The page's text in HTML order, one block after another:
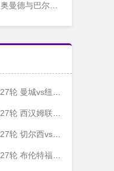
与巴尔科拉？
纽卡斯尔联 全场录像
vs伯恩茅斯 全场录像
vs伯恩利 全场录像
德vs布莱顿 全场录像